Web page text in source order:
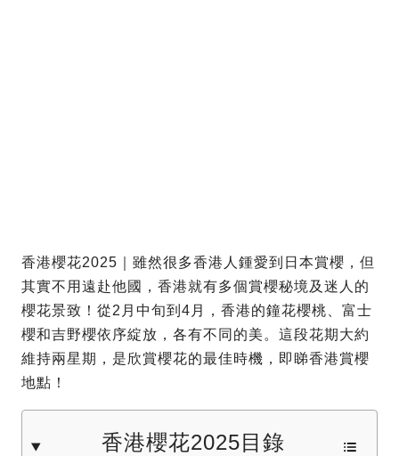
香港櫻花2025｜雖然很多香港人鍾愛到日本賞櫻，但
其實不用遠赴他國，香港就有多個賞櫻秘境及迷人的
櫻花景致！從2月中旬到4月，香港的鐘花櫻桃、富士
櫻和吉野櫻依序綻放，各有不同的美。這段花期大約
維持兩星期，是欣賞櫻花的最佳時機，即睇香港賞櫻
地點！
香港櫻花2025目錄